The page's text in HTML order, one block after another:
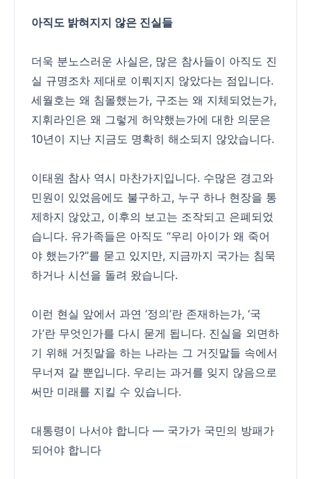
아직도 밝혀지지 않은 진실들
더욱 분노스러운 사실은, 많은 참사들이 아직도 진
실 규명조차 제대로 이뤄지지 않았다는 점입니다.
세월호는 왜 침몰했는가, 구조는 왜 지체되었는가,
지휘라인은 왜 그렇게 허약했는가에 대한 의문은
10년이 지난 지금도 명확히 해소되지 않았습니다.
이태원 참사 역시 마찬가지입니다. 수많은 경고와
민원이 있었음에도 불구하고, 누구 하나 현장을 통
제하지 않았고, 이후의 보고는 조작되고 은폐되었
습니다. 유가족들은 아직도 “우리 아이가 왜 죽어
야 했는가?”를 묻고 있지만, 지금까지 국가는 침묵
하거나 시선을 돌려 왔습니다.
이런 현실 앞에서 과연 ‘정의’란 존재하는가, ‘국
가’란 무엇인가를 다시 묻게 됩니다. 진실을 외면하
기 위해 거짓말을 하는 나라는 그 거짓말들 속에서
무너져 갈 뿐입니다. 우리는 과거를 잊지 않음으로
써만 미래를 지킬 수 있습니다.
대통령이 나서야 합니다 — 국가가 국민의 방패가
되어야 합니다